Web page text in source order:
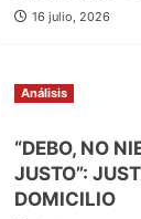
16 julio, 2026
Análisis
“DEBO, NO
JUSTO”:
DOMICILIO